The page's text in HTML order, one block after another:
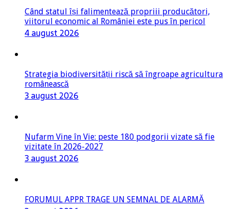
Când statul își falimentează propriii producători,
viitorul economic al României este pus în pericol
4 august 2026
Strategia biodiversității riscă să îngroape agricultura
românească
3 august 2026
Nufarm Vine în Vie: peste 180 podgorii vizate să fie
vizitate în 2026-2027
3 august 2026
FORUMUL APPR TRAGE UN SEMNAL DE ALARMĂ